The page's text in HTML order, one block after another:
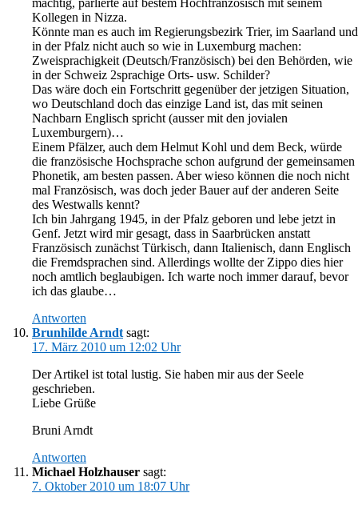
Kollegen in Nizza.
Könnte man es auch im Regierungsbezirk Trier, im Saarland und
in der Pfalz nicht auch so wie in Luxemburg machen:
Zweisprachigkeit (Deutsch/Französisch) bei den Behörden, wie
in der Schweiz 2sprachige Orts- usw. Schilder?
Das wäre doch ein Fortschritt gegenüber der jetzigen Situation,
wo Deutschland doch das einzige Land ist, das mit seinen
Nachbarn Englisch spricht (ausser mit den jovialen
Luxemburgern)…
Einem Pfälzer, auch dem Helmut Kohl und dem Beck, würde
die französische Hochsprache schon aufgrund der gemeinsamen
Phonetik, am besten passen. Aber wieso können die noch nicht
mal Französisch, was doch jeder Bauer auf der anderen Seite
des Westwalls kennt?
Ich bin Jahrgang 1945, in der Pfalz geboren und lebe jetzt in
Genf. Jetzt wird mir gesagt, dass in Saarbrücken anstatt
Französisch zunächst Türkisch, dann Italienisch, dann Englisch
die Fremdsprachen sind. Allerdings wollte der Zippo dies hier
noch amtlich beglaubigen. Ich warte noch immer darauf, bevor
ich das glaube…
Antworten
Brunhilde Arndt sagt:
17. März 2010 um 12:02 Uhr
Der Artikel ist total lustig. Sie haben mir aus der Seele
geschrieben.
Liebe Grüße
Bruni Arndt
Antworten
Michael Holzhauser sagt:
7. Oktober 2010 um 18:07 Uhr